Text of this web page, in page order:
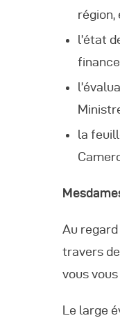
région,
l’état
la
Au
travers
vous
Le large